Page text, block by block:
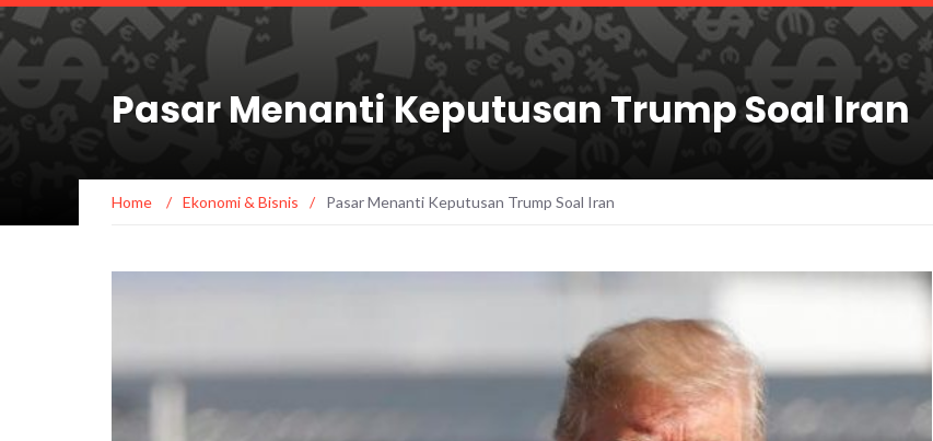
Pasar Menanti Keputusan Trump Soal Iran
Home / Ekonomi & Bisnis / Pasar Menanti Keputusan Trump Soal Iran